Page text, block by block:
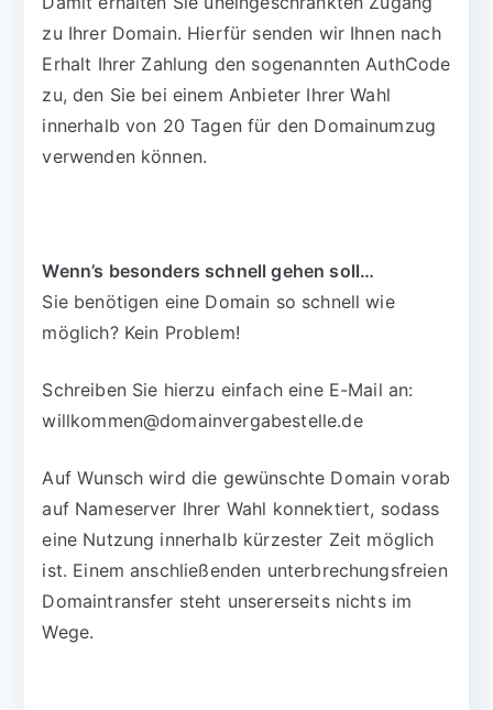
zu Ihrer Domain. Hierfür senden wir Ihnen nach
Erhalt Ihrer Zahlung den sogenannten AuthCode
zu, den Sie bei einem Anbieter Ihrer Wahl
innerhalb von 20 Tagen für den Domainumzug
verwenden können.
Wenn’s besonders schnell gehen soll…
Sie benötigen eine Domain so schnell wie
möglich? Kein Problem!
Schreiben Sie hierzu einfach eine E-Mail an:
willkommen@domainvergabestelle.de
Auf Wunsch wird die gewünschte Domain vorab
auf Nameserver Ihrer Wahl konnektiert, sodass
eine Nutzung innerhalb kürzester Zeit möglich
ist. Einem anschließenden unterbrechungsfreien
Domaintransfer steht unsererseits nichts im
Wege.